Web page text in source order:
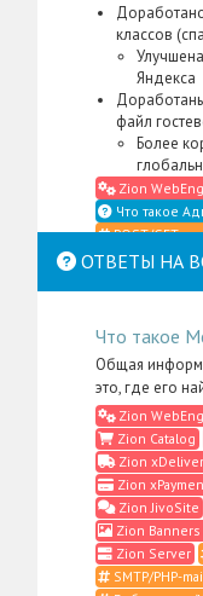
классов
Яндекса
файл
Более
Zion
Что такое
POST/GET-
Гостевой
Zion
управления
клиента и
Пермский
отправке
данных
поставки
Zion
Веб-сервер/
Обновления
ОТВЕТЫ НА
Что такое
Общая
это, где его
Zion
Zion Catalog
Zion
Zion
Zion JivoSite
Zion Banners
Zion Server
SMTP/PHP-